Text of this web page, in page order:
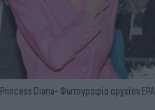
Princess Diana- Φωτογραφία αρχείου EPA